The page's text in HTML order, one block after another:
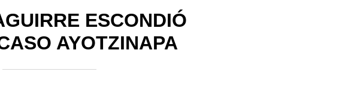
ESCONDIÓ
AYOTZINAPA